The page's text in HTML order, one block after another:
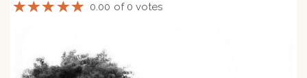
0.00 of 0 votes